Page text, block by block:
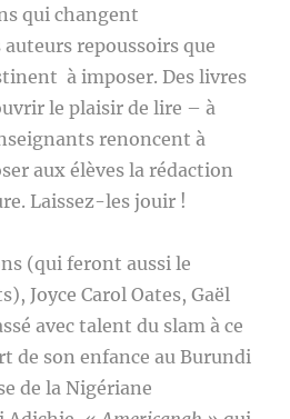
qui changent
repoussoirs que
à imposer. Des livres
le plaisir de lire – à
renoncent à
aux élèves la rédaction
Laissez-les jouir !
(qui feront aussi le
Joyce Carol Oates, Gaël
avec talent du slam à ce
de son enfance au Burundi
de la Nigériane